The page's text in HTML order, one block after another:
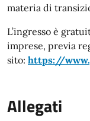
materia di
L’ingresso è
imprese, previa
sito: https://
Allegati